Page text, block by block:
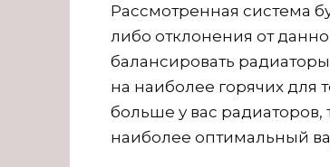
Рассмотренная система
либо отклонения от
балансировать
на наиболее горячих для
больше у вас
наиболее оптимальный